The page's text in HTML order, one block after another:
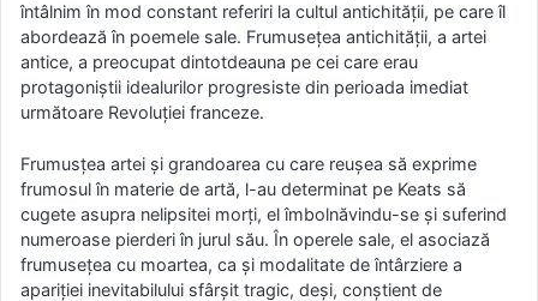
întâlnim în mod constant referiri la cultul antichităţii, pe care îl
abordează în poemele sale. Frumuseţea antichităţii, a artei
antice, a preocupat dintotdeauna pe cei care erau
protagoniştii idealurilor progresiste din perioada imediat
următoare Revoluţiei franceze.
Frumusţea artei şi grandoarea cu care reuşea să exprime
frumosul în materie de artă, l-au determinat pe Keats să
cugete asupra nelipsitei morţi, el îmbolnăvindu-se şi suferind
numeroase pierderi în jurul său. În operele sale, el asociază
frumuseţea cu moartea, ca şi modalitate de întârziere a
apariţiei inevitabilului sfârşit tragic, deşi, conştient de